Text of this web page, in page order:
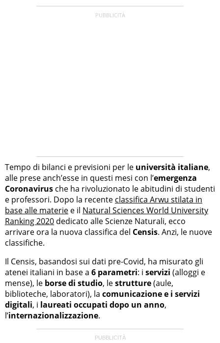
Tempo di bilanci e previsioni per le università italiane,
alle prese anch’esse in questi mesi con l’emergenza
Coronavirus che ha rivoluzionato le abitudini di studenti
e professori. Dopo la recente classifica Arwu stilata in
base alle materie e il Natural Sciences World University
Ranking 2020 dedicato alle Scienze Naturali, ecco
arrivare ora la nuova classifica del Censis. Anzi, le nuove
classifiche.
Il Censis, basandosi sui dati pre-Covid, ha misurato gli
atenei italiani in base a 6 parametri: i servizi (alloggi e
mense), le borse di studio, lestrutture(aule,
biblioteche, laboratori), la comunicazione e i servizi
digitali, i laureati occupati dopo un anno,
l’internazionalizzazione.